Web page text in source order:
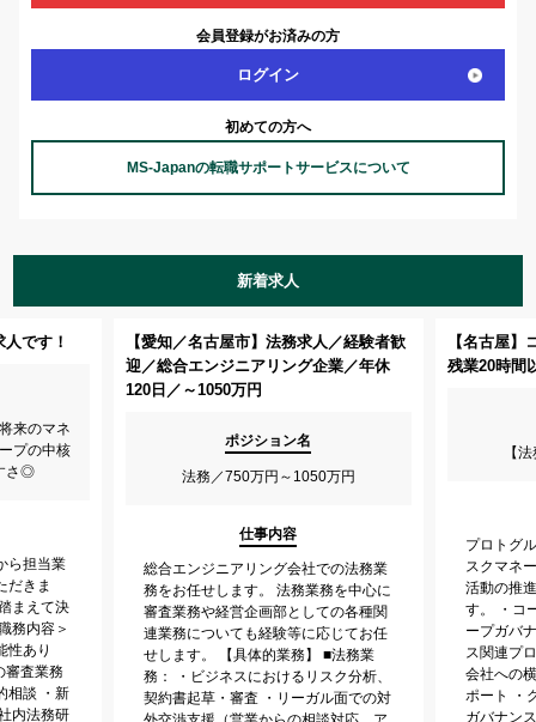
会員登録がお済みの方
ログイン
初めての方へ
MS-Japanの転職サポートサービスについて
新着求人
です！
来のマネ
プの中核
さ◎
ら担当業
だきま
まえて決
務内容＞
性あり
審査業務
相談 ・新
内法務研
【愛知／名古屋市】法務求人／経験者歓
迎／総合エンジニアリング企業／年休
120日／～1050万円
ポジション名
法務／750万円～1050万円
仕事内容
総合エンジニアリング会社での法務業
務をお任せします。 法務業務を中心に
審査業務や経営企画部としての各種関
連業務についても経験等に応じてお任
せします。 【具体的業務】 ■法務業
務： ・ビジネスにおけるリスク分析、
契約書起草・審査 ・リーガル面での対
【名古屋】
残業20時間
【
プロトグ
スクマネ
活動の推
す。 ・コ
ープガバ
ス関連プ
会社への
ポート ・
ガバナン